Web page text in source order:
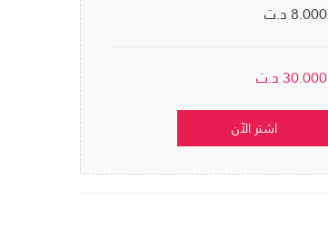
8.000 د.ت
30.000د.ت
اشتر الآن